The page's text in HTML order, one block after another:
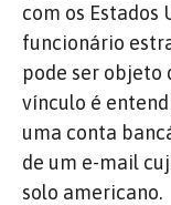
com os Estados
funcionário
pode ser objeto
vínculo é
uma conta
de um e-mail
solo americano.